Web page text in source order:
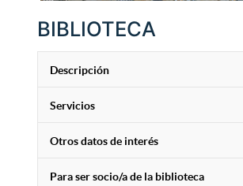
BIBLIOTECA
Descripción
Servicios
Otros datos de interés
Para ser socio/a de la biblioteca